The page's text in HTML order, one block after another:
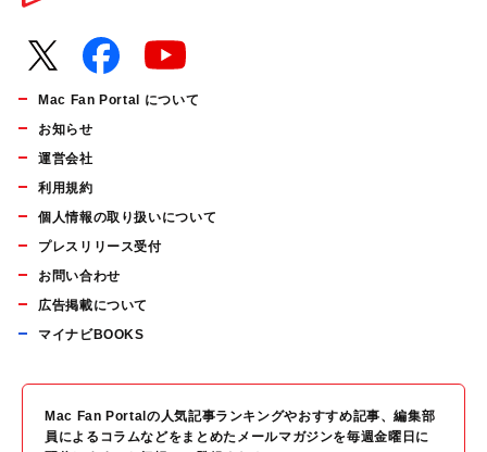
Mac Fan Portal について
お知らせ
運営会社
利用規約
個人情報の取り扱いについて
プレスリリース受付
お問い合わせ
広告掲載について
マイナビBOOKS
Mac Fan Portalの人気記事ランキングやおすすめ記事、編集部
員によるコラムなどをまとめたメールマガジンを毎週金曜日に